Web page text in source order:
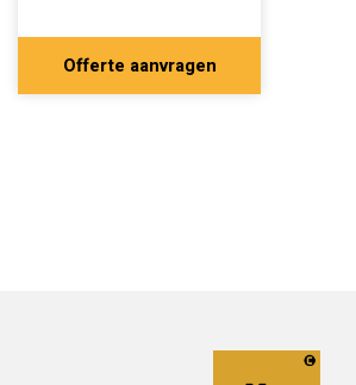
Offerte aanvragen